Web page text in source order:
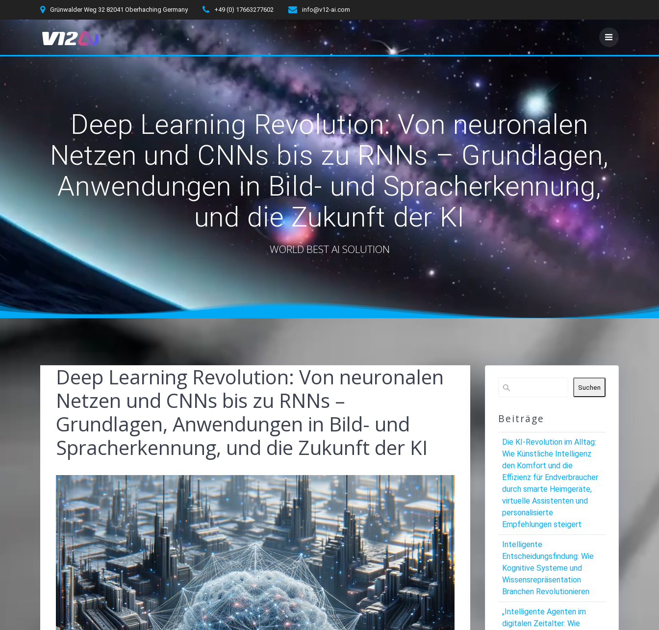
springen
Grünwalder Weg 32 82041 Oberhaching Germany +49 (0) 17663277602 info@v12-ai.com
Deep Learning Revolution: Von neuronalen
Netzen und CNNs bis zu RNNs – Grundlagen,
Anwendungen in Bild- und Spracherkennung,
und die Zukunft der KI
WORLD BEST AI SOLUTION
Deep Learning Revolution: Von neuronalen
Netzen und CNNs bis zu RNNs –
Grundlagen, Anwendungen in Bild- und
Spracherkennung, und die Zukunft der KI
Suchen
Beiträge
Die KI-Revolution im Alltag:
Wie Künstliche Intelligenz
den Komfort und die
Effizienz für Endverbraucher
durch smarte Heimgeräte,
virtuelle Assistenten und
personalisierte
Empfehlungen steigert
Intelligente
Entscheidungsfindung: Wie
Kognitive Systeme und
Wissensrepräsentation
Branchen Revolutionieren
„Intelligente Agenten im
digitalen Zeitalter: Wie